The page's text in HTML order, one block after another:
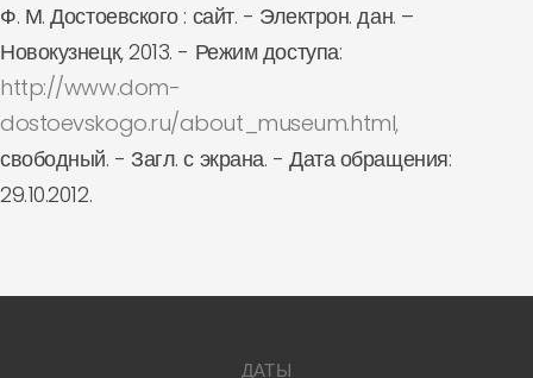
Ф. М. Достоевского : сайт. - Электрон. дан. –
Новокузнецк, 2013. - Режим доступа:
http://www.dom-
dostoevskogo.ru/about_museum.html,
свободный. - Загл. с экрана. - Дата обращения:
29.10.2012.
ДАТЫ